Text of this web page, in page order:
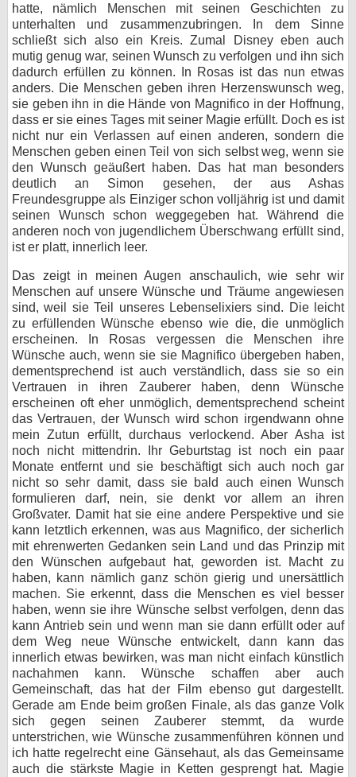
hatte, nämlich Menschen mit seinen Geschichten zu
unterhalten und zusammenzubringen. In dem Sinne
schließt sich also ein Kreis. Zumal Disney eben auch
mutig genug war, seinen Wunsch zu verfolgen und ihn sich
dadurch erfüllen zu können. In Rosas ist das nun etwas
anders. Die Menschen geben ihren Herzenswunsch weg,
sie geben ihn in die Hände von Magnifico in der Hoffnung,
dass er sie eines Tages mit seiner Magie erfüllt. Doch es ist
nicht nur ein Verlassen auf einen anderen, sondern die
Menschen geben einen Teil von sich selbst weg, wenn sie
den Wunsch geäußert haben. Das hat man besonders
deutlich an Simon gesehen, der aus Ashas
Freundesgruppe als Einziger schon volljährig ist und damit
seinen Wunsch schon weggegeben hat. Während die
anderen noch von jugendlichem Überschwang erfüllt sind,
ist er platt, innerlich leer.
Das zeigt in meinen Augen anschaulich, wie sehr wir
Menschen auf unsere Wünsche und Träume angewiesen
sind, weil sie Teil unseres Lebenselixiers sind. Die leicht
zu erfüllenden Wünsche ebenso wie die, die unmöglich
erscheinen. In Rosas vergessen die Menschen ihre
Wünsche auch, wenn sie sie Magnifico übergeben haben,
dementsprechend ist auch verständlich, dass sie so ein
Vertrauen in ihren Zauberer haben, denn Wünsche
erscheinen oft eher unmöglich, dementsprechend scheint
das Vertrauen, der Wunsch wird schon irgendwann ohne
mein Zutun erfüllt, durchaus verlockend. Aber Asha ist
noch nicht mittendrin. Ihr Geburtstag ist noch ein paar
Monate entfernt und sie beschäftigt sich auch noch gar
nicht so sehr damit, dass sie bald auch einen Wunsch
formulieren darf, nein, sie denkt vor allem an ihren
Großvater. Damit hat sie eine andere Perspektive und sie
kann letztlich erkennen, was aus Magnifico, der sicherlich
mit ehrenwerten Gedanken sein Land und das Prinzip mit
den Wünschen aufgebaut hat, geworden ist. Macht zu
haben, kann nämlich ganz schön gierig und unersättlich
machen. Sie erkennt, dass die Menschen es viel besser
haben, wenn sie ihre Wünsche selbst verfolgen, denn das
kann Antrieb sein und wenn man sie dann erfüllt oder auf
dem Weg neue Wünsche entwickelt, dann kann das
innerlich etwas bewirken, was man nicht einfach künstlich
nachahmen kann. Wünsche schaffen aber auch
Gemeinschaft, das hat der Film ebenso gut dargestellt.
Gerade am Ende beim großen Finale, als das ganze Volk
sich gegen seinen Zauberer stemmt, da wurde
unterstrichen, wie Wünsche zusammenführen können und
ich hatte regelrecht eine Gänsehaut, als das Gemeinsame
auch die stärkste Magie in Ketten gesprengt hat. Magie